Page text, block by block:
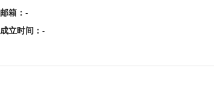
邮箱 ： -
成立时间 ： -